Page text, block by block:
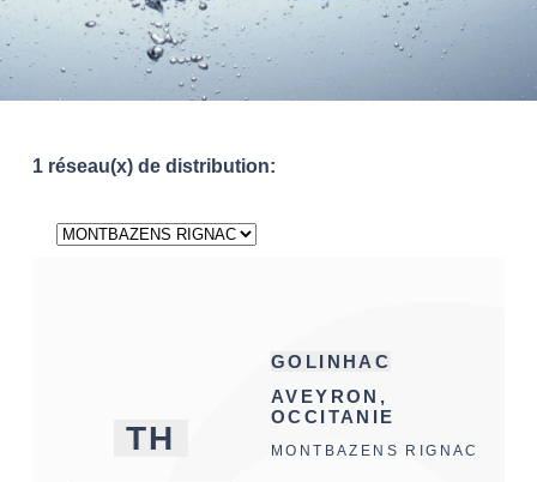
1 réseau(x) de distribution:
TH
GOLINHAC
AVEYRON,
OCCITANIE
MONTBAZENS RIGNAC